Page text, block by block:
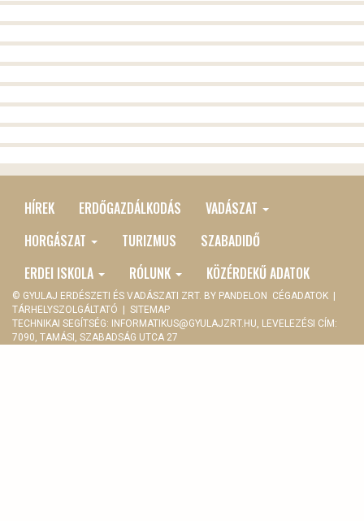
MAIN
MENU
HÍREK ERDŐGAZDÁLKODÁS
VADÁSZAT
HORGÁSZAT
TURIZMUS
SZABADIDŐ
ERDEI ISKOLA
RÓLUNK KÖZÉRDEKŰ ADATOK
© GYULAJ ERDÉSZETI ÉS VADÁSZATI ZRT. BY PANDELON CÉGADATOK |
TÁRHELYSZOLGÁLTATÓ | SITEMAP
TECHNIKAI SEGÍTSÉG: INFORMATIKUS@GYULAJZRT.HU, LEVELEZÉSI CÍM:
7090, TAMÁSI, SZABADSÁG UTCA 27